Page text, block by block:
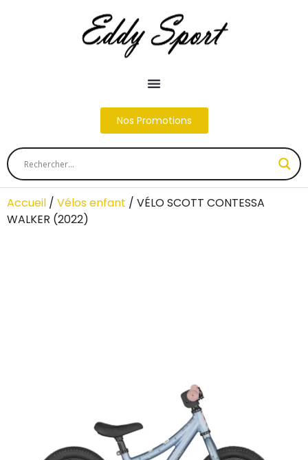
Nos Promotions
Accueil / Vélos enfant / VÉLO SCOTT CONTESSA
WALKER (2022)